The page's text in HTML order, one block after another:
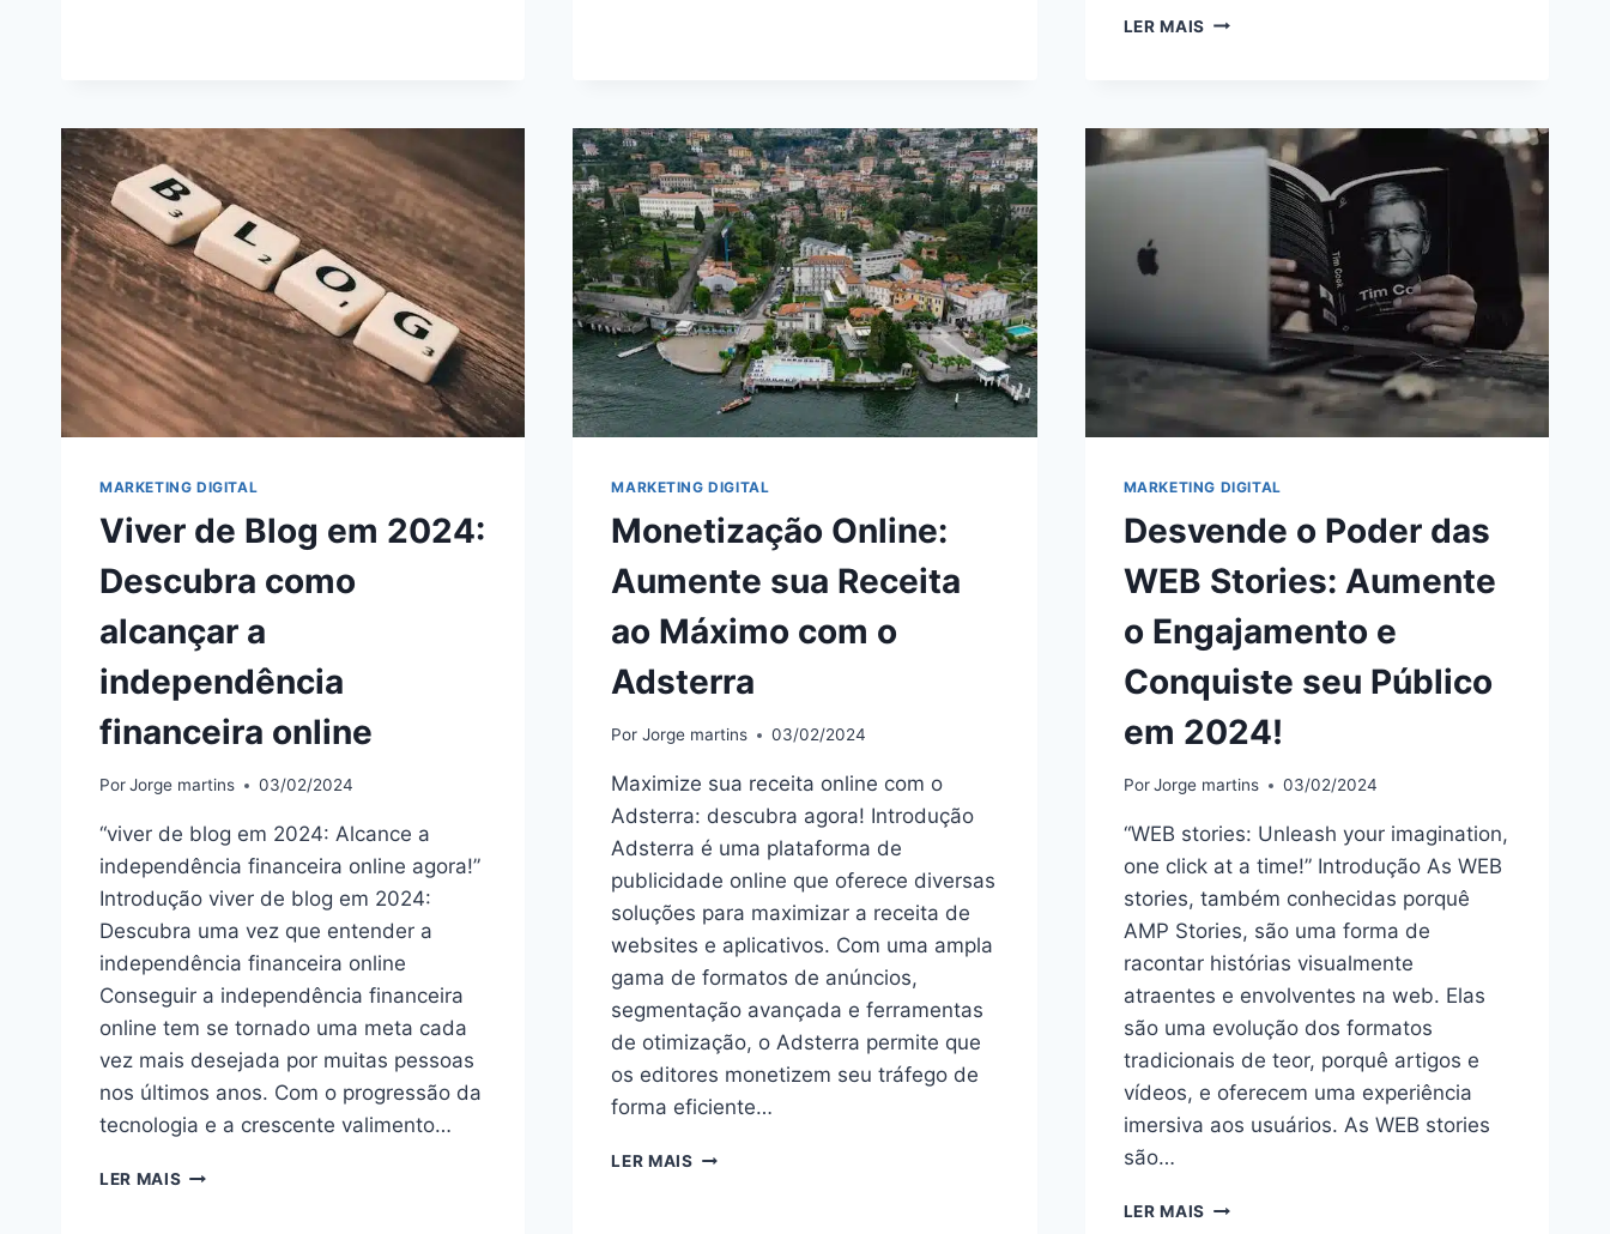
AUMENTE
O
ENGAJAMENTO
EM
2024!
LER MAIS 5
SEUS
GANHOS
AFILIADO
DIGITAL:
AUMENTE
AGORA!
MARKETING DIGITAL
Viver de Blog em 2024:
Descubra como
alcançar a
independência
financeira online
PorJorge martins 03/02/2024
“viver de blog em 2024: Alcance a
independência financeira online agora!”
Introdução viver de blog em 2024:
Descubra uma vez que entender a
independência financeira online
Conseguir a independência financeira
online tem se tornado uma meta cada
vez mais desejada por muitas pessoas
nos últimos anos. Com o progressão da
tecnologia e a crescente valimento…
LER MAIS VIVER
MARKETING DIGITAL
Monetização Online:
Aumente sua Receita
ao Máximo com o
Adsterra
Por Jorge martins 03/02/2024
Maximize sua receita online com o
Adsterra: descubra agora! Introdução
Adsterra é uma plataforma de
publicidade online que oferece diversas
soluções para maximizar a receita de
websites e aplicativos. Com uma ampla
gama de formatos de anúncios,
segmentação avançada e ferramentas
de otimização, o Adsterra permite que
os editores monetizem seu tráfego de
forma eficiente…
LER MAIS MONETIZAÇÃO
MARKETING DIGITAL
Desvende o Poder das
WEB Stories: Aumente
o Engajamento e
Conquiste seu Público
em 2024!
Por Jorge martins 03/02/2024
“WEB stories: Unleash your imagination,
one click at a time!” Introdução As WEB
stories, também conhecidas porquê
AMP Stories, são uma forma de
racontar histórias visualmente
atraentes e envolventes na web. Elas
são uma evolução dos formatos
tradicionais de teor, porquê artigos e
vídeos, e oferecem uma experiência
imersiva aos usuários. As WEB stories
são…
LER MAIS DESVENDE